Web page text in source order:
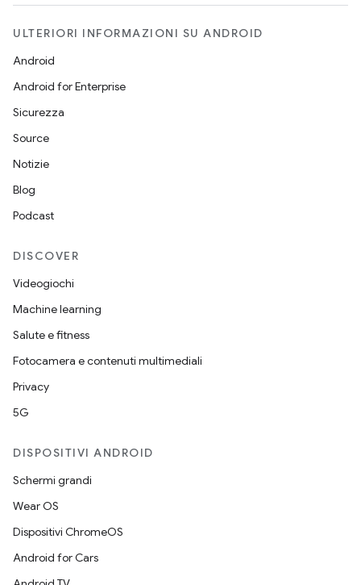
ULTERIORI INFORMAZIONI SU ANDROID
Android
Android for Enterprise
Sicurezza
Source
Notizie
Blog
Podcast
DISCOVER
Videogiochi
Machine learning
Salute e fitness
Fotocamera e contenuti multimediali
Privacy
5G
DISPOSITIVI ANDROID
Schermi grandi
Wear OS
Dispositivi ChromeOS
Android for Cars